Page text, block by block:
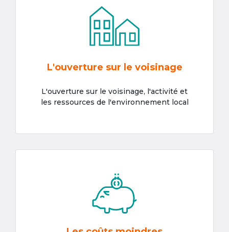
L'ouverture sur le voisinage
L'ouverture sur le voisinage, l'activité et
les ressources de l'environnement local